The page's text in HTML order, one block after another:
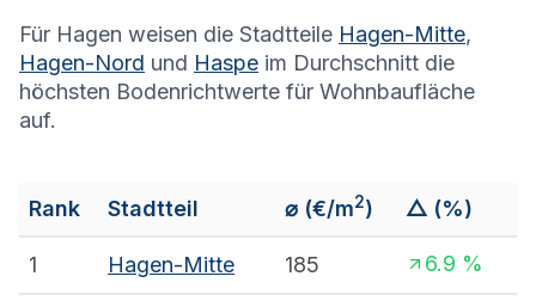
Für Hagen weisen die Stadtteile Hagen-Mitte,
Hagen-Nord und Haspe im Durchschnitt die
höchsten Bodenrichtwerte für Wohnbaufläche
auf.
Rank Stadtteil ⌀ (€/m2) △ (%)
1 Hagen-Mitte 185 6.9 %